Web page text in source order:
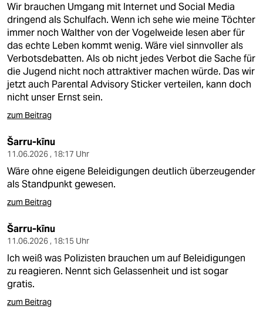
Wir brauchen Umgang mit Internet und Social Media
dringend als Schulfach. Wenn ich sehe wie meine Töchter
immer noch Walther von der Vogelweide lesen aber für
das echte Leben kommt wenig. Wäre viel sinnvoller als
Verbotsdebatten. Als ob nicht jedes Verbot die Sache für
die Jugend nicht noch attraktiver machen würde. Das wir
jetzt auch Parental Advisory Sticker verteilen, kann doch
nicht unser Ernst sein.
zum Beitrag
Šarru-kīnu
11.06.2026 , 18:17 Uhr
Wäre ohne eigene Beleidigungen deutlich überzeugender
als Standpunkt gewesen.
zum Beitrag
Šarru-kīnu
11.06.2026 , 18:15 Uhr
Ich weiß was Polizisten brauchen um auf Beleidigungen
zu reagieren. Nennt sich Gelassenheit und ist sogar
gratis.
zum Beitrag